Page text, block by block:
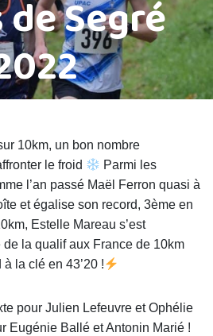
Segré
10km, un bon nombre
le froid
Parmi les
l’an passé Maël Ferron quasi à
et égalise son record, 3ème en
Estelle Mareau s’est
la qualif aux France de 10km
la clé en 43’20 !
pour Julien Lefeuvre et Ophélie
Eugénie Ballé et Antonin Marié !